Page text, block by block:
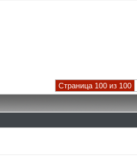
Страница 100 из 100